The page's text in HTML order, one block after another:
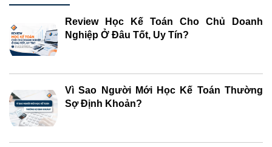
Review Học Kế Toán Cho Chủ Doanh
Nghiệp Ở Đâu Tốt, Uy Tín?
Vì Sao Người Mới Học Kế Toán Thường
Sợ Định Khoản?